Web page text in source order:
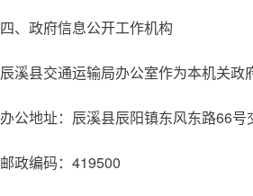
四、政府信息公开工作机构
辰溪县交通运输局办公室作为本机关政
办公地址：辰溪县辰阳镇东风东路66
邮政编码：419500